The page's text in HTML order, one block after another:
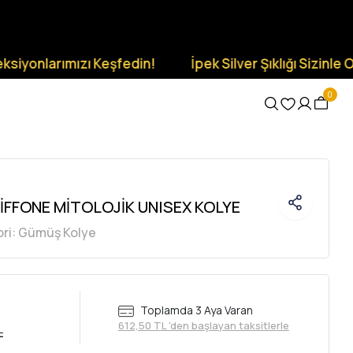
Keşfedin! İpek Silver Şıklığı Sizinle Olsun.
0
MİTOLOJİK UNISEX KOLYE
Gümüş Kolye
Toplamda 3 Aya Varan
612,50 TL 'den başlayan taksitlerle